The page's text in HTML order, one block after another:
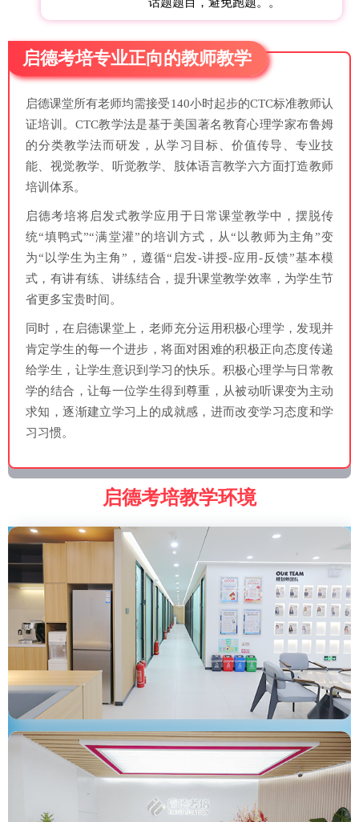
启德考培专业正向的教师教学
启德课堂所有老师均需接受140小时起步的CTC标准教师认
证培训。CTC教学法是基于美国著名教育心理学家布鲁姆
的分类教学法而研发，从学习目标、价值传导、专业技
能、视觉教学、听觉教学、肢体语言教学六方面打造教师
培训体系。
启德考培将启发式教学应用于日常课堂教学中，摆脱传
统“填鸭式”“满堂灌”的培训方式，从“以教师为主角”变
为“以学生为主角”，遵循“启发-讲授-应用-反馈”基本模
式，有讲有练、讲练结合，提升课堂教学效率，为学生节
省更多宝贵时间。
同时，在启德课堂上，老师充分运用积极心理学，发现并
肯定学生的每一个进步，将面对困难的积极正向态度传递
给学生，让学生意识到学习的快乐。积极心理学与日常教
学的结合，让每一位学生得到尊重，从被动听课变为主动
求知，逐渐建立学习上的成就感，进而改变学习态度和学
习习惯。
启德考培教学环境